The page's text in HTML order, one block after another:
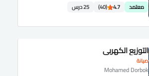
معتمد 4.7
(40) 25 درس
صيانة
التوزيع الكهربى
Mohamed Dorbok